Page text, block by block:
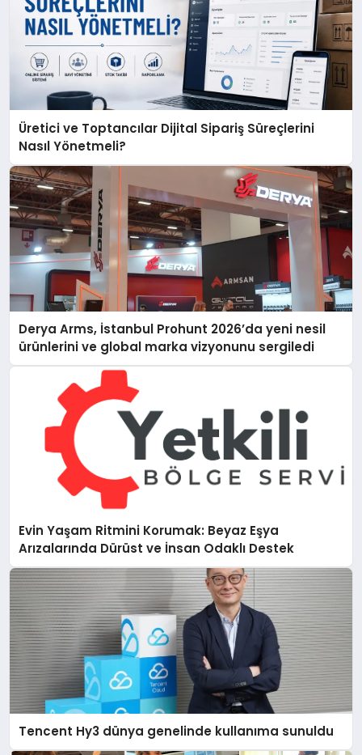
Üretici ve Toptancılar Dijital Sipariş Süreçlerini
Nasıl Yönetmeli?
Derya Arms, İstanbul Prohunt 2026’da yeni nesil
ürünlerini ve global marka vizyonunu sergiledi
Evin Yaşam Ritmini Korumak: Beyaz Eşya
Arızalarında Dürüst ve İnsan Odaklı Destek
Tencent Hy3 dünya genelinde kullanıma sunuldu